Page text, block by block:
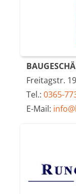
Freitagstr.
Tel.:0365-
E-Mail: